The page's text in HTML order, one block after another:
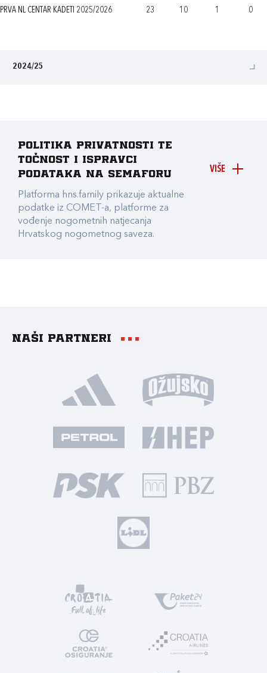
PRVA NL CENTAR KADETI 2025/2026 23 10 1 0
2024/25
VIŠE
Politika privatnosti te
točnost i ispravci
podataka na Semaforu
Platforma hns.family prikazuje aktualne
podatke iz COMET-a, platforme za
vođenje nogometnih natjecanja
Hrvatskog nogometnog saveza.
Naši partneri